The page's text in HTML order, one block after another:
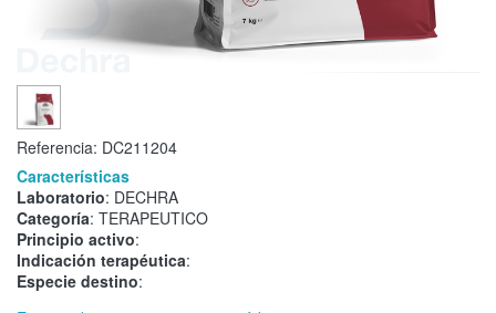
Referencia: DC211204
Características
Laboratorio: DECHRA
Categoría: TERAPEUTICO
Principio activo:
Indicación terapéutica:
Especie destino: